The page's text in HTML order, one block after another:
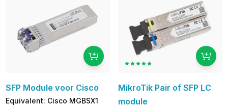
SFP Module voor Cisco
Equivalent: Cisco MGBSX1
MikroTik Pair of SFP LC
module